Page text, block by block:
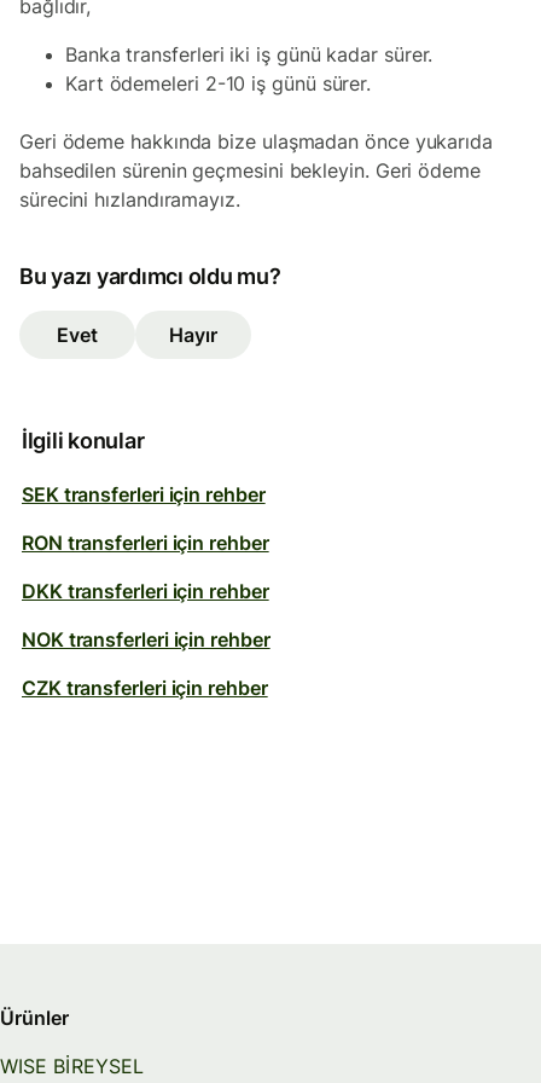
bağlıdır,
Banka transferleri iki iş günü kadar sürer.
Kart ödemeleri 2-10 iş günü sürer.
Geri ödeme hakkında bize ulaşmadan önce yukarıda
bahsedilen sürenin geçmesini bekleyin. Geri ödeme
sürecini hızlandıramayız.
Bu yazı yardımcı oldu mu?
Evet Hayır
İlgili konular
SEK transferleri için rehber
RON transferleri için rehber
DKK transferleri için rehber
NOK transferleri için rehber
CZK transferleri için rehber
Ürünler
WISE BİREYSEL